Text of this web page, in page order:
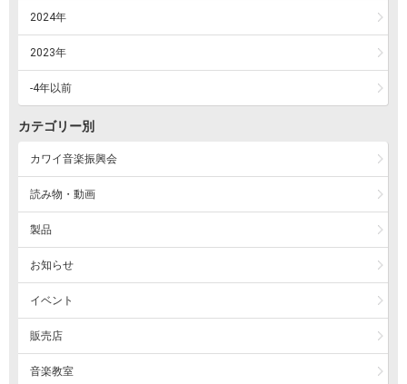
2024年
2023年
-4年以前
カテゴリー別
カワイ音楽振興会
読み物・動画
製品
お知らせ
イベント
販売店
音楽教室